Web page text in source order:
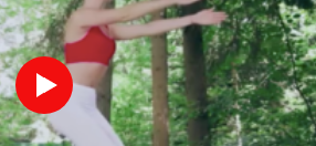
Голос инструктора
утренние грёзы
лесная прохлада
летний дождь